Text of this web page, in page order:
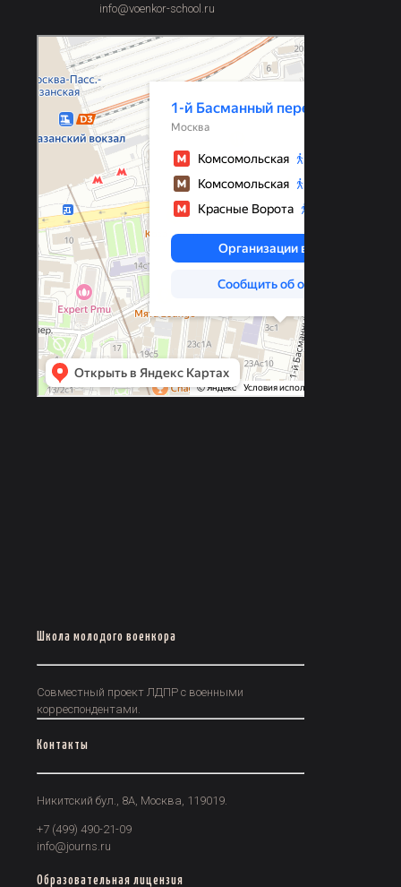
info@voenkor-school.ru
Москва
1-й Басманный переулок, 3с1 — Яндекс Карты
Школа молодого военкора
Совместный проект ЛДПР с военными
корреспондентами.
Контакты
Никитский бул., 8А, Москва, 119019.
+7 (499) 490-21-09
info@journs.ru
Образовательная лицензия